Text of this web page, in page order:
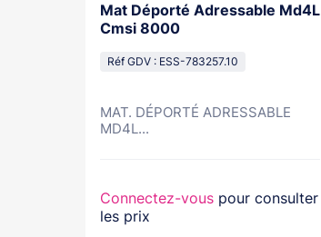
Mat Déporté Adressable Md4L
Cmsi 8000
Réf GDV : ESS-783257.10
MAT. DÉPORTÉ ADRESSABLE
MD4L...
Connectez-vous pour consulter
les prix